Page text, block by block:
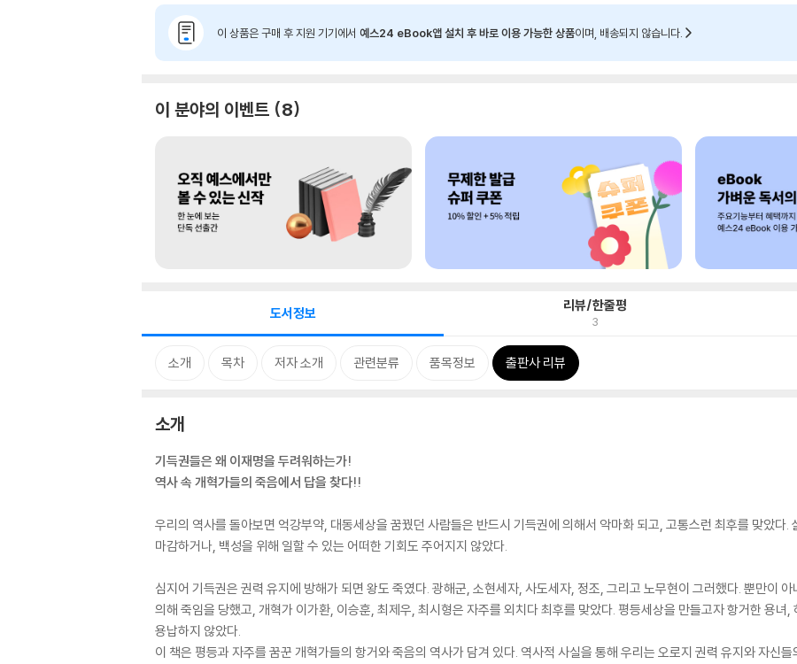
이 상품은 구매 후 지원 기기에서 예스24 eBook앱 설치 후 바로 이용 가능한 상품이며, 배송되지 않습니다.
이 분야의 이벤트 8
도서정보 리뷰/한줄평
3
소개 목차 저자 소개 관련분류 품목정보 출판사 리뷰
소개
기득권들은 왜 이재명을 두려워하는가!
역사 속 개혁가들의 죽음에서 답을 찾다!!
우리의 역사를 돌아보면 억강부약, 대동세상을 꿈꿨던 사람들은 반드시 기득권에 의해서 악마화 되고, 고통스런 최후를 맞았다
마감하거나, 백성을 위해 일할 수 있는 어떠한 기회도 주어지지 않았다.
심지어 기득권은 권력 유지에 방해가 되면 왕도 죽였다. 광해군, 소현세자, 사도세자, 정조, 그리고 노무현이 그러했다. 뿐만이
의해 죽임을 당했고, 개혁가 이가환, 이승훈, 최제우, 최시형은 자주를 외치다 최후를 맞았다. 평등세상을 만들고자 항거한 용녀
용납하지 않았다.
이 책은 평등과 자주를 꿈꾼 개혁가들의 항거와 죽음의 역사가 담겨 있다. 역사적 사실을 통해 우리는 오로지 권력 유지와 자신